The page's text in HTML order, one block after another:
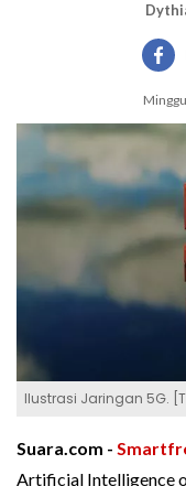
Ilustrasi Jaringan 5G.
Suara.com -
Artificial Intelligence